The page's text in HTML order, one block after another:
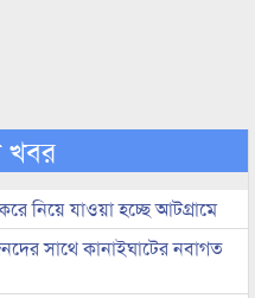
খবর
নিয়ে যাওয়া হচ্ছে আটগ্রামে
সাথে কানাইঘাটের নবাগত